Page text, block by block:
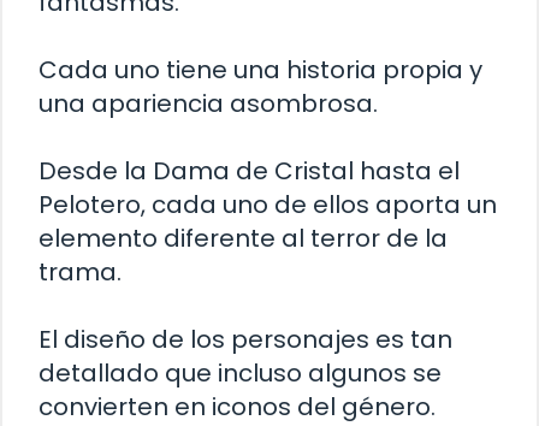
Cada uno tiene una historia propia y
una apariencia asombrosa.
Desde la Dama de Cristal hasta el
Pelotero, cada uno de ellos aporta un
elemento diferente al terror de la
trama.
El diseño de los personajes es tan
detallado que incluso algunos se
convierten en iconos del género.